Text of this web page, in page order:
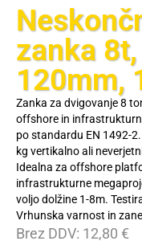
zanka
120mm,
Zanka za dvigovanje 8
offshore in
po standardu EN 1492-
kg vertikalno ali
Idealna za offshore
infrastrukturne
voljo dolžine 1-8m.
Vrhunska varnost in
Brez DDV: 12,80 €